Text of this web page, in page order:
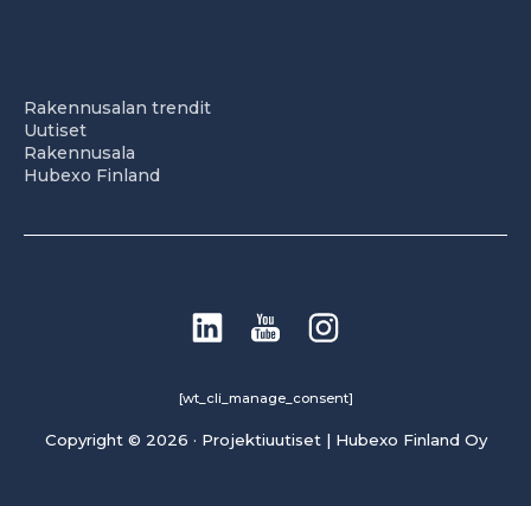
Rakennusalan trendit
Uutiset
Rakennusala
Hubexo Finland
[wt_cli_manage_consent]
Copyright © 2026 · Projektiuutiset | Hubexo Finland Oy